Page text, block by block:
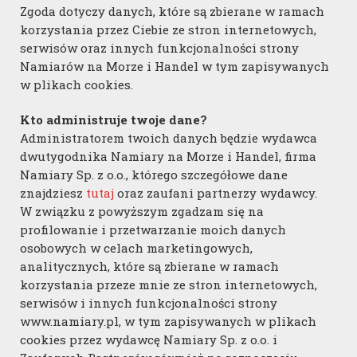
zakres i dynamikę rozwoju offshore wind w
nadchodzących dekadach nie uwzględniają
bowiem pełnego potencjału, który jest
możliwy do wykorzystania w zakresie
będzie więc aktualizacja PEP2040,
nowelizacja ustawy offshore dotyczące
dodatkowych wolumenów aukcyjnych oraz
zmiana przyjętego w 2021 r. planu
zagospodarowania przestrzennego.
Aktualizacja obecnej PEP2040, jak również
zwiększenie udziału OZE w Krajowym Planie
Energii i Klimatu wydają się być
nieuniknione. W związku z realizacją
Zgoda dotyczy danych, które są zbierane w ramach
korzystania przez Ciebie ze stron internetowych,
serwisów oraz innych funkcjonalności strony
Namiarów na Morze i Handel w tym zapisywanych
w plikach cookies.
Kto administruje twoje dane?
Administratorem twoich danych będzie wydawca
dwutygodnika Namiary na Morze i Handel, firma
Namiary Sp. z o.o., którego szczegółowe dane
znajdziesz tutaj oraz zaufani partnerzy wydawcy.
W związku z powyższym zgadzam się na
profilowanie i przetwarzanie moich danych
osobowych w celach marketingowych,
analitycznych, które są zbierane w ramach
korzystania przeze mnie ze stron internetowych,
serwisów i innych funkcjonalności strony
www.namiary.pl, w tym zapisywanych w plikach
cookies przez wydawcę Namiary Sp. z o.o. i